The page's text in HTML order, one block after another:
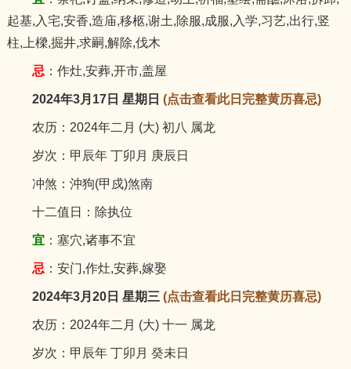
起基,入宅,安香,造庙,移柩,谢土,除服,成服,入学,习艺,出行,竖
柱,上樑,掘井,求嗣,解除,伐木
忌 ：作灶,安葬,开市,盖屋
2024年3月17日 星期日 (点击查看此日完整黄历喜忌)
农历：2024年二月 (大) 初八 属龙
岁次：甲辰年 丁卯月 庚辰日
冲煞：沖狗(甲戍)煞南
十二值日：除执位
宜：塞穴,诸事不宜
忌 ：安门,作灶,安葬,嫁娶
2024年3月20日 星期三 (点击查看此日完整黄历喜忌)
农历：2024年二月 (大) 十一 属龙
岁次：甲辰年 丁卯月 癸未日